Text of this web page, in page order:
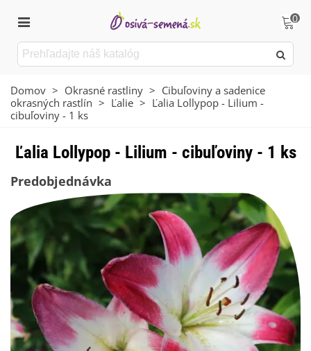
0
Domov > Okrasné rastliny > Cibuľoviny a sadenice
okrasných rastlín > Ľalie > Ľalia Lollypop - Lilium -
cibuľoviny - 1 ks
Ľalia Lollypop - Lilium - cibuľoviny - 1 ks
Predobjednávka